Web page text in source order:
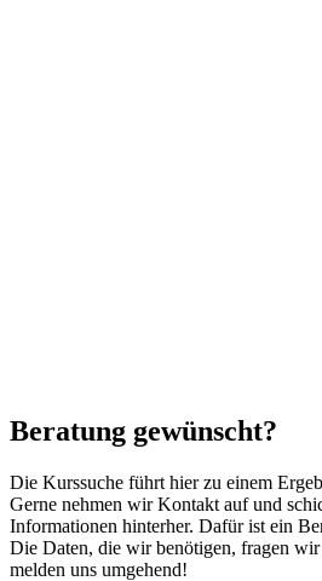
Beratung gewünscht?
Die Kurssuche führt hier zu einem
Gerne nehmen wir Kontakt auf und
Informationen hinterher. Dafür ist ein
Die Daten, die wir benötigen, fragen
melden uns umgehend!